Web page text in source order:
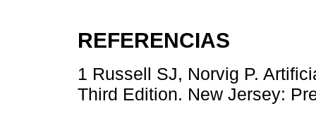
REFERENCIAS
1 Russell SJ, Norvig P.
Third Edition. New Jersey: